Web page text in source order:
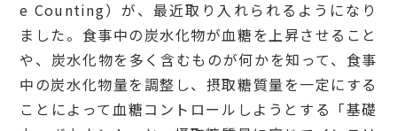
e Counting）が、最近取り入れられるようになり
ました。食事中の炭水化物が血糖を上昇させること
や、炭水化物を多く含むものが何かを知って、食事
中の炭水化物量を調整し、摂取糖質量を一定にする
ことによって血糖コントロールしようとする「基礎